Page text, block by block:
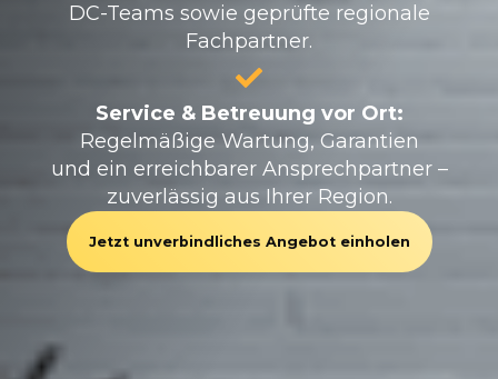
DC-Teams sowie geprüfte regionale
Fachpartner.
Service & Betreuung vor Ort:
Regelmäßige Wartung, Garantien
und ein erreichbarer Ansprechpartner –
zuverlässig aus Ihrer Region.
Jetzt unverbindliches Angebot einholen